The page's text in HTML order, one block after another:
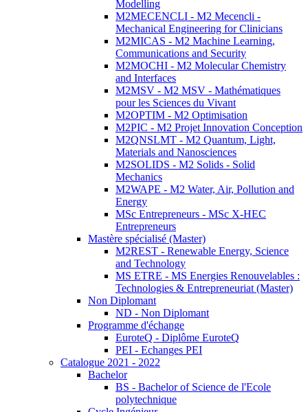
Modelling
M2MECENCLI - M2 Mecencli -
Mechanical Engineering for Clinicians
M2MICAS - M2 Machine Learning,
Communications and Security
M2MOCHI - M2 Molecular Chemistry
and Interfaces
M2MSV - M2 MSV - Mathématiques
pour les Sciences du Vivant
M2OPTIM - M2 Optimisation
M2PIC - M2 Projet Innovation Conception
M2QNSLMT - M2 Quantum, Light,
Materials and Nanosciences
M2SOLIDS - M2 Solids - Solid
Mechanics
M2WAPE - M2 Water, Air, Pollution and
Energy
MSc Entrepreneurs - MSc X-HEC
Entrepreneurs
Mastère spécialisé (Master)
M2REST - Renewable Energy, Science
and Technology
MS ETRE - MS Energies Renouvelables :
Technologies & Entrepreneuriat (Master)
Non Diplomant
ND - Non Diplomant
Programme d'échange
EuroteQ - Diplôme EuroteQ
PEI - Echanges PEI
Catalogue 2021 - 2022
Bachelor
BS - Bachelor of Science de l'Ecole
polytechnique